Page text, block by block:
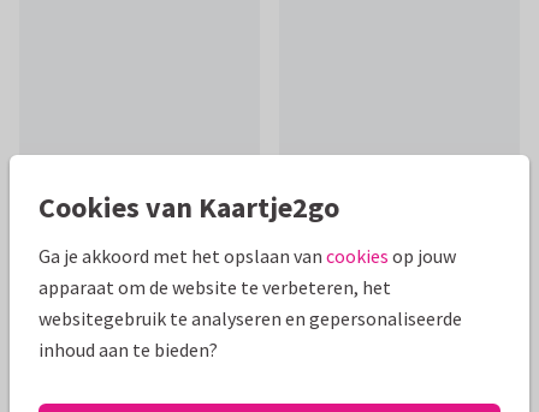
Productinformatie
Wens iemand veel beterschap met deze winterse kaart met
Cookies van Kaartje2go
Ga je akkoord met het opslaan van cookies op jouw
apparaat om de website te verbeteren, het
websitegebruik te analyseren en gepersonaliseerde
inhoud aan te bieden?